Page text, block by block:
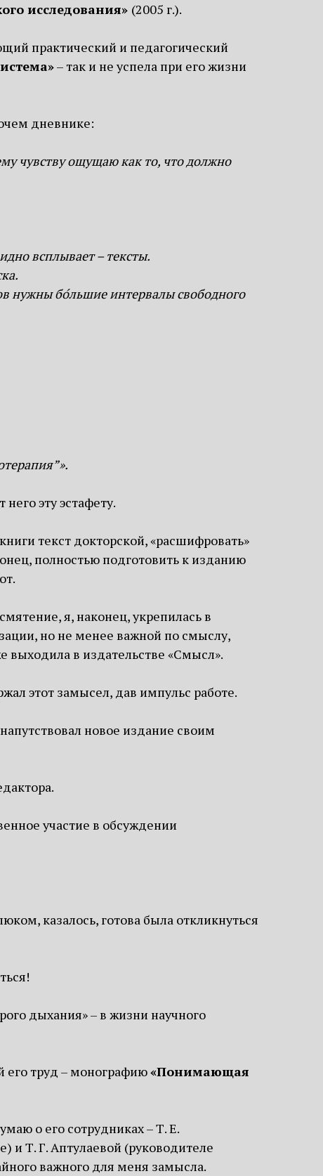
исследования» (2005 г.).
практический и педагогический
– так и не успела при его жизни
дневнике:
чувству ощущаю как то, что должно
всплывает – тексты.
нужны бо́льшие интервалы свободного
эту эстафету.
текст докторской, «расшифровать»
полностью подготовить к изданию
я, наконец, укрепилась в
но не менее важной по смыслу,
выходила в издательстве «Смысл».
этот замысел, дав импульс работе.
новое издание своим
участие в обсуждении
казалось, готова была откликнуться
дыхания» – в жизни научного
его труд – монографию«Понимающая
о его сотрудниках – Т. Е.
Т. Г. Аптулаевой (руководителе
важного для меня замысла.